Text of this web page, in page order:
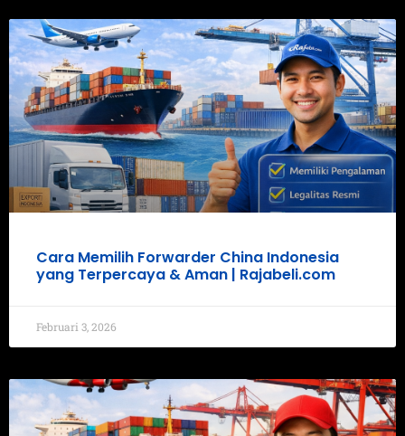
Cara Memilih Forwarder China Indonesia
yang Terpercaya & Aman | Rajabeli.com
Februari 3, 2026